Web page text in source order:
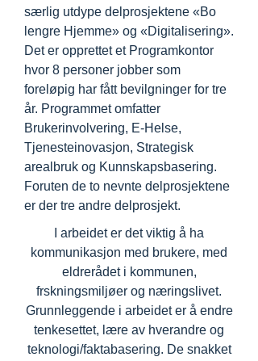
særlig utdype delprosjektene «Bo
lengre Hjemme» og «Digitalisering».
Det er opprettet et Programkontor
hvor 8 personer jobber som
foreløpig har fått bevilgninger for tre
år. Programmet omfatter
Brukerinvolvering, E-Helse,
Tjenesteinovasjon, Strategisk
arealbruk og Kunnskapsbasering.
Foruten de to nevnte delprosjektene
er der tre andre delprosjekt.
I arbeidet er det viktig å ha
kommunikasjon med brukere, med
eldrerådet i kommunen,
frskningsmiljøer og næringslivet.
Grunnleggende i arbeidet er å endre
tenkesettet, lære av hverandre og
teknologi/faktabasering. De snakket